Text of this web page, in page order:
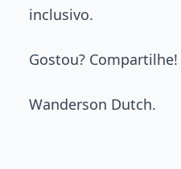
inclusivo.
Gostou? Compartilhe!
Wanderson Dutch.